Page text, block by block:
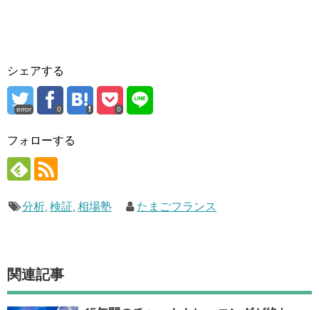
シェアする
error 0 0
フォローする
分析, 検証, 相場塾 たまごフランス
関連記事